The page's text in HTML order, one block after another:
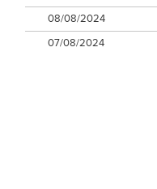
08/08/2024
07/08/2024